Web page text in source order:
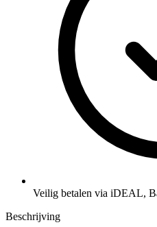
Veilig betalen via iDEAL,
Beschrijving